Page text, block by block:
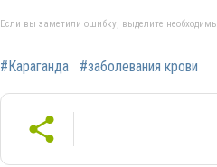
Если вы заметили ошибку, выделите
#Караганда #заболевания крови